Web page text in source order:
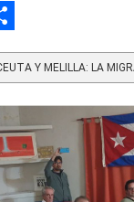
Y MELILLA: LA